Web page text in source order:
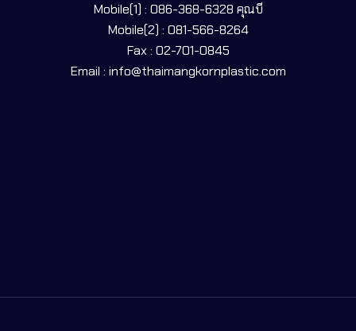
Mobile(1) : 086-368-6328 คุณบี
Mobile(2) : 081-566-8264
Fax : 02-701-0845
Email : info@thaimangkornplastic.com